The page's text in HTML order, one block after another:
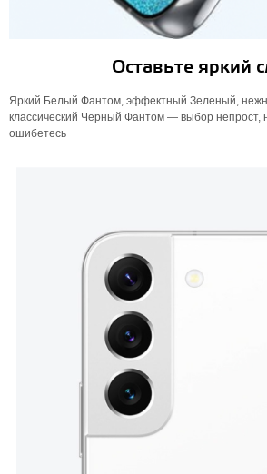
Оставьте яркий
Яркий Белый Фантом, эффектный Зеленый,
классический Черный Фантом — выбор непрост,
ошибетесь